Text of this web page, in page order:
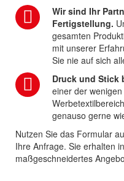
Wir sind Ihr
Fertigstellung.
gesamten
mit unserer
Sie nie auf sich
Druck und Stick
einer der
genauso gerne
Nutzen Sie das Formular
Ihre Anfrage. Sie erhalten
maßgeschneidertes